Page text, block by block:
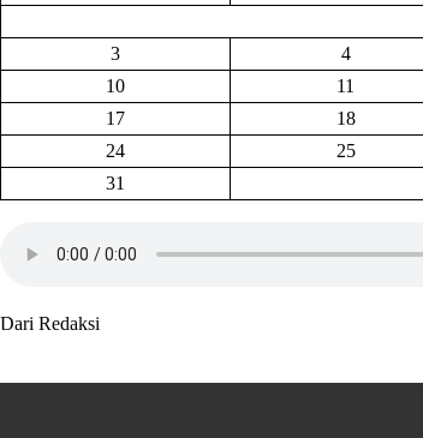
3 4
10
11
17
18
24
25
31
Dari Redaksi